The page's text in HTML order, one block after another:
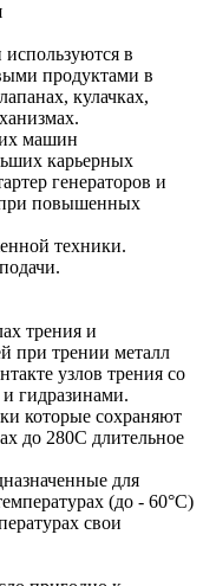
в
продуктами в
кулачках,
машин
карьерных
генераторов и
повышенных
техники.
трения и
при трении металл
узлов трения со
гидразинами.
которые сохраняют
до 280С длительное
для
(до - 60°С)
свои